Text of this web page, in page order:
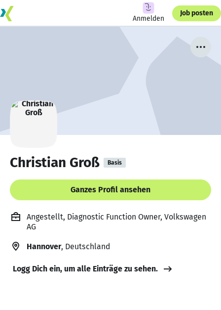
Anmelden
Job posten
Christian Groß Basis
Ganzes Profil ansehen
Angestellt, Diagnostic Function Owner, Volkswagen
AG
Hannover, Deutschland
Logg Dich ein, um alle Einträge zu sehen.